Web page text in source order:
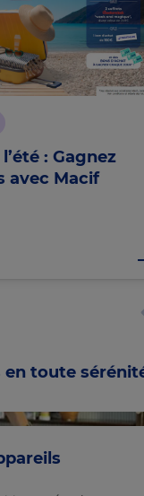
: Gagnez
avec Macif
toute